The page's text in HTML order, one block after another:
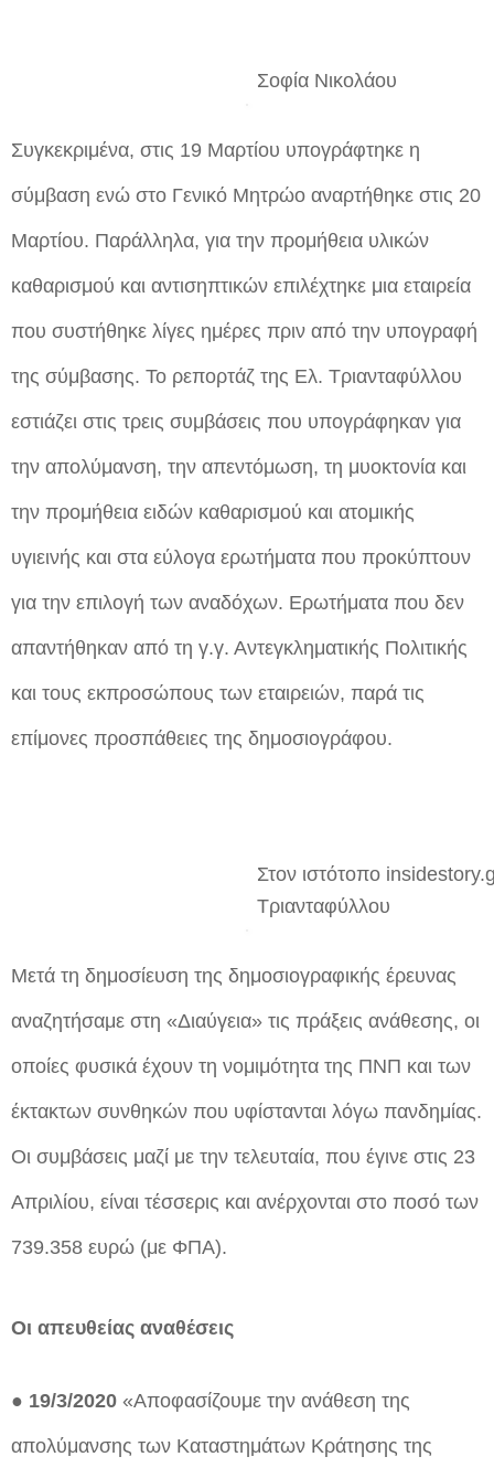
Σοφία Νικολάου
Συγκεκριμένα, στις 19 Μαρτίου υπογράφτηκε η
σύμβαση ενώ στο Γενικό Μητρώο αναρτήθηκε στις 20
Μαρτίου. Παράλληλα, για την προμήθεια υλικών
καθαρισμού και αντισηπτικών επιλέχτηκε μια εταιρεία
που συστήθηκε λίγες ημέρες πριν από την υπογραφή
της σύμβασης. Το ρεπορτάζ της Ελ. Τριανταφύλλου
εστιάζει στις τρεις συμβάσεις που υπογράφηκαν για
την απολύμανση, την απεντόμωση, τη μυοκτονία και
την προμήθεια ειδών καθαρισμού και ατομικής
υγιεινής και στα εύλογα ερωτήματα που προκύπτουν
για την επιλογή των αναδόχων. Ερωτήματα που δεν
απαντήθηκαν από τη γ.γ. Αντεγκληματικής Πολιτικής
και τους εκπροσώπους των εταιρειών, παρά τις
επίμονες προσπάθειες της δημοσιογράφου.
Στον ιστότοπο
Τριανταφύλλου
Μετά τη δημοσίευση της δημοσιογραφικής έρευνας
αναζητήσαμε στη «Διαύγεια» τις πράξεις ανάθεσης, οι
οποίες φυσικά έχουν τη νομιμότητα της ΠΝΠ και των
έκτακτων συνθηκών που υφίστανται λόγω πανδημίας.
Οι συμβάσεις μαζί με την τελευταία, που έγινε στις 23
Απριλίου, είναι τέσσερις και ανέρχονται στο ποσό των
739.358 ευρώ (με ΦΠΑ).
Οι απευθείας αναθέσεις
● 19/3/2020 «Αποφασίζουμε την ανάθεση της
απολύμανσης των Καταστημάτων Κράτησης της